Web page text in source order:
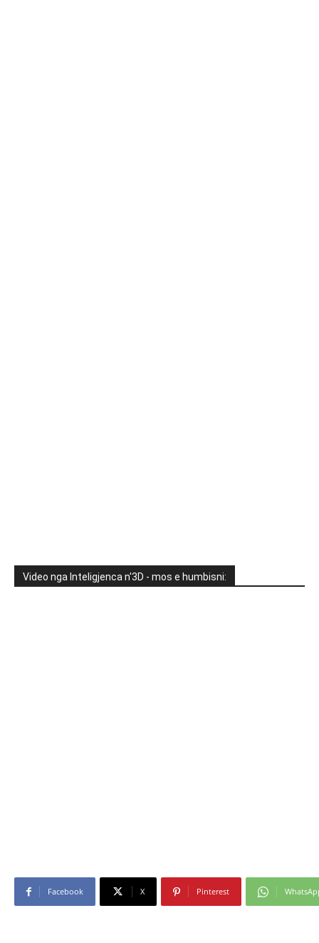
Video nga Inteligjenca n'3D - mos e humbisni:
Facebook X Pinterest